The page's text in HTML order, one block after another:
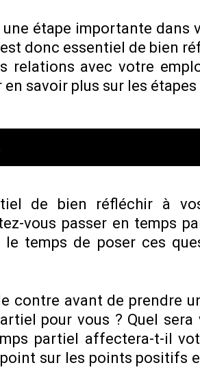
étape importante
donc essentiel de bien
relations avec votre
savoir plus sur les
de bien réfléchir à
vous passer en temps
temps de poser ces
contre avant de prendre
pour vous ? Quel
partiel affectera-t-il
sur les points positifs